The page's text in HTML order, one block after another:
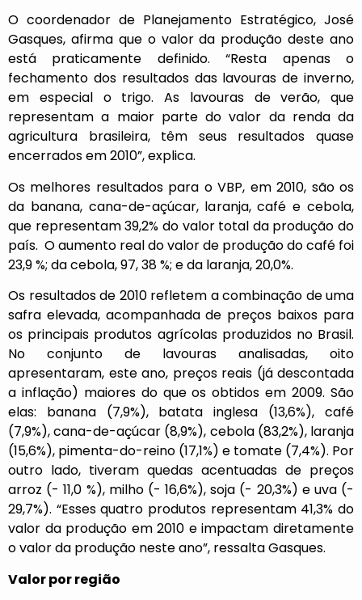
O coordenador de Planejamento Estratégico, José
Gasques, afirma que o valor da produção deste ano
está praticamente definido. “Resta apenas o
fechamento dos resultados das lavouras de inverno,
em especial o trigo. As lavouras de verão, que
representam a maior parte do valor da renda da
agricultura brasileira, têm seus resultados quase
encerrados em 2010”, explica.
Os melhores resultados para o VBP, em 2010, são os
da banana, cana-de-açúcar, laranja, café e cebola,
que representam 39,2% do valor total da produção do
país. O aumento real do valor de produção do café foi
23,9 %; da cebola, 97, 38 %; e da laranja, 20,0%.
Os resultados de 2010 refletem a combinação de uma
safra elevada, acompanhada de preços baixos para
os principais produtos agrícolas produzidos no Brasil.
No conjunto de lavouras analisadas, oito
apresentaram, este ano, preços reais (já descontada
a inflação) maiores do que os obtidos em 2009. São
elas: banana (7,9%), batata inglesa (13,6%), café
(7,9%), cana-de-açúcar (8,9%), cebola (83,2%), laranja
(15,6%), pimenta-do-reino (17,1%) e tomate (7,4%). Por
outro lado, tiveram quedas acentuadas de preços
arroz (- 11,0 %), milho (- 16,6%), soja (- 20,3%) e uva (-
29,7%). “Esses quatro produtos representam 41,3% do
valor da produção em 2010 e impactam diretamente
o valor da produção neste ano”, ressalta Gasques.
Valor por região